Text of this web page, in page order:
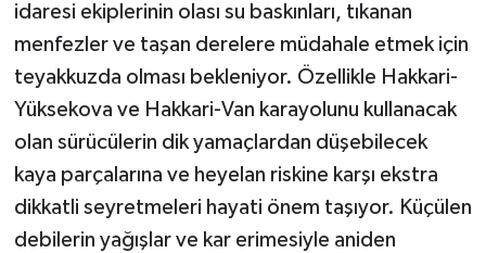
idaresi ekiplerinin olası su baskınları, tıkanan
menfezler ve taşan derelere müdahale etmek için
teyakkuzda olması bekleniyor. Özellikle Hakkari-
Yüksekova ve Hakkari-Van karayolunu kullanacak
olan sürücülerin dik yamaçlardan düşebilecek
kaya parçalarına ve heyelan riskine karşı ekstra
dikkatli seyretmeleri hayati önem taşıyor. Küçülen
debilerin yağışlar ve kar erimesiyle aniden